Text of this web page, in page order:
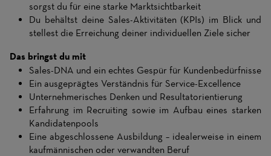
sorgst du für eine starke Marktsichtbarkeit
Du behältst deine Sales-Aktivitäten (KPIs) im Blick und
stellest die Erreichung deiner individuellen Ziele sicher
Das bringst du mit
Sales-DNA und ein echtes Gespür für Kundenbedürfnisse
Ein ausgeprägtes Verständnis für Service-Excellence
Unternehmerisches Denken und Resultatorientierung
Erfahrung im Recruiting sowie im Aufbau eines starken
Kandidatenpools
Eine abgeschlossene Ausbildung – idealerweise in einem
kaufmännischen oder verwandten Beruf